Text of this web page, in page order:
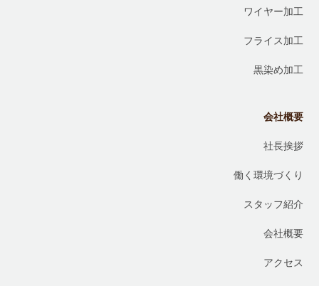
ワイヤー加工
フライス加工
黒染め加工
会社概要
社長挨拶
働く環境づくり
スタッフ紹介
会社概要
アクセス